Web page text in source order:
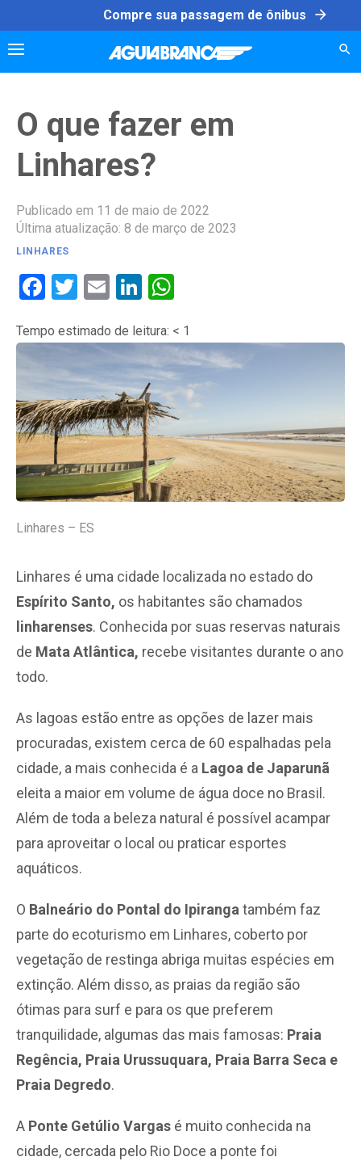
to
content
Compre sua passagem de ônibus arrow_forward
O que fazer em
Linhares?
Publicado em 11 de maio de 2022
Última atualização: 8 de março de 2023
LINHARES
Facebook
Twitter
EmailLinkedIn
Tempo estimado de leitura: < 1
Linhares – ES
Linhares é uma cidade localizada no estado do
Espírito Santo, os habitantes são chamados
linharenses. Conhecida por suas reservas naturais
de Mata Atlântica, recebe visitantes durante o ano
todo.
As lagoas estão entre as opções de lazer mais
procuradas, existem cerca de 60 espalhadas pela
cidade, a mais conhecida é a Lagoa de Japarunã
eleita a maior em volume de água doce no Brasil.
Além de toda a beleza natural é possível acampar
para aproveitar o local ou praticar esportes
aquáticos.
O Balneário do Pontal do Ipiranga também faz
parte do ecoturismo em Linhares, coberto por
vegetação de restinga abriga muitas espécies em
extinção. Além disso, as praias da região são
ótimas para surf e para os que preferem
tranquilidade, algumas das mais famosas: Praia
Regência, Praia Urussuquara, Praia Barra Seca e
Praia Degredo.
A Ponte Getúlio Vargas é muito conhecida na
cidade, cercada pelo Rio Doce a ponte foi